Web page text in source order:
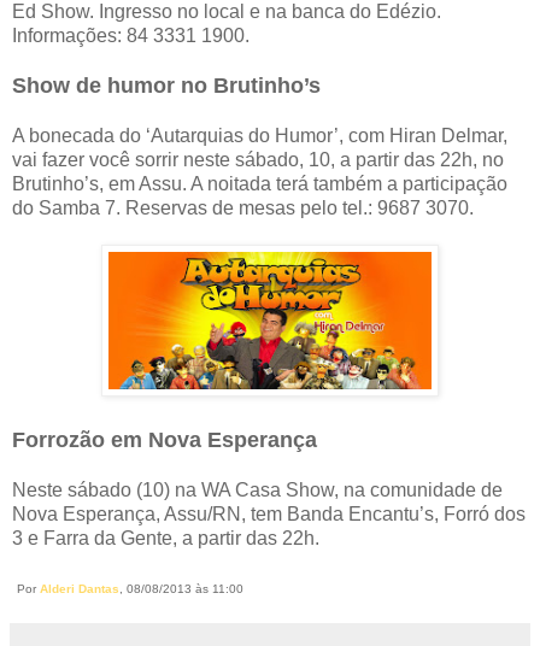
Ed Show. Ingresso no local e na banca do Edézio.
Informações: 84 3331 1900.
Show de humor no Brutinho’s
A bonecada do ‘Autarquias do Humor’, com Hiran Delmar,
vai fazer você sorrir neste sábado, 10, a partir das 22h, no
Brutinho’s, em Assu. A noitada terá também a participação
do Samba 7. Reservas de mesas pelo tel.: 9687 3070.
Forrozão em Nova Esperança
Neste sábado (10) na WA Casa Show, na comunidade de
Nova Esperança, Assu/RN, tem Banda Encantu’s, Forró dos
3 e Farra da Gente, a partir das 22h.
Por Alderi Dantas, 08/08/2013 às 11:00